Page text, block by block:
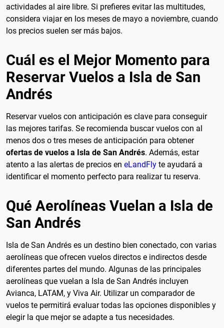
actividades al aire libre. Si prefieres evitar las multitudes,
considera viajar en los meses de mayo a noviembre, cuando
los precios suelen ser más bajos.
Cuál es el Mejor Momento para
Reservar Vuelos a Isla de San
Andrés
Reservar vuelos con anticipación es clave para conseguir
las mejores tarifas. Se recomienda buscar vuelos con al
menos dos o tres meses de anticipación para obtener
ofertas de vuelos a Isla de San Andrés. Además, estar
atento a las alertas de precios en eLandFly te ayudará a
identificar el momento perfecto para realizar tu reserva.
Qué Aerolíneas Vuelan a Isla de
San Andrés
Isla de San Andrés es un destino bien conectado, con varias
aerolíneas que ofrecen vuelos directos e indirectos desde
diferentes partes del mundo. Algunas de las principales
aerolíneas que vuelan a Isla de San Andrés incluyen
Avianca, LATAM, y Viva Air. Utilizar un comparador de
vuelos te permitirá evaluar todas las opciones disponibles y
elegir la que mejor se adapte a tus necesidades.